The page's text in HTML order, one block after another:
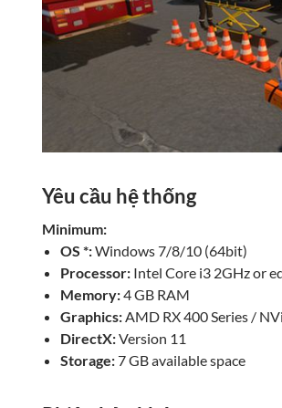
Yêu cầu hệ thống
Minimum:
OS *:Windows 7/8/10 (64bit)
Processor: Intel Core i3 2GHz or
Memory:4 GB RAM
Graphics: AMD RX 400 Series /
DirectX:Version 11
Storage:7 GB available space